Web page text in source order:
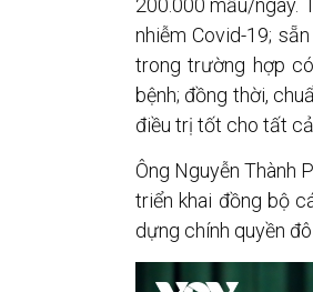
200.000 mẫu/ngày.
nhiễm Covid-19;
trong trường hợp
bệnh; đồng thời,
điều trị tốt cho tất cả
Ông Nguyễn Thành
triển khai đồng bộ
dựng chính quyền